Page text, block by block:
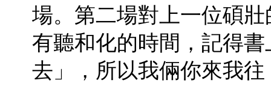
場。第二場對上一位碩
有聽和化的時間，記得
去」，所以我倆你來我